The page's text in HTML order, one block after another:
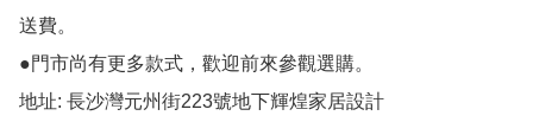
送費。
●門市尚有更多款式，歡迎前來參觀選購。
地址: 長沙灣元州街223號地下輝煌家居設計